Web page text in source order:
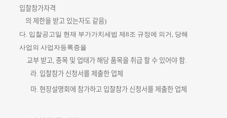
입찰참가자격
의 제한을 받고 있는자도 같음)
다 입찰공고일 현재 부가가치세법 제8조 규정에 의거 당해
사업의 사업자등록증을
교부 받고 ,종목 및 업태가 해당 품목을 취급 할 수 있어야 함
라 입찰참가 신청서를 제출한 업체
마 .현장설명회에 참가하고 입찰참가 신청서를 제출한 업체